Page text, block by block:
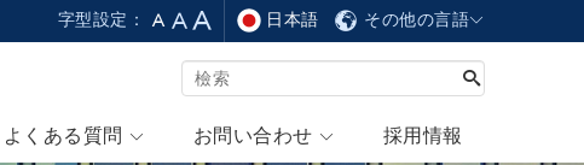
字型設定： 日本語 その他の言語
よくある質問 お問い合わせ 採用情報